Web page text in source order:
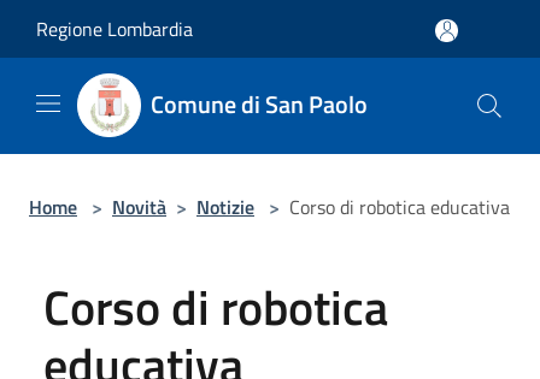
Regione Lombardia
Comune di San Paolo
Home > Novità > Notizie > Corso di robotica educativa
Corso di robotica